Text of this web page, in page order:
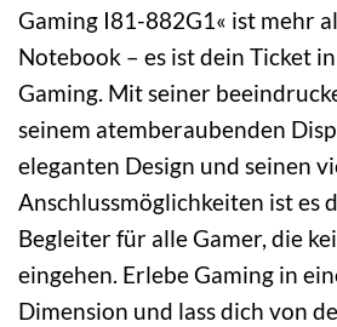
Gaming I81-882G1« ist mehr
Notebook – es ist dein Ticket
Gaming. Mit seiner
seinem atemberaubenden
eleganten Design und seinen
Anschlussmöglichkeiten ist es
Begleiter für alle Gamer, die
eingehen. Erlebe Gaming in
Dimension und lass dich von